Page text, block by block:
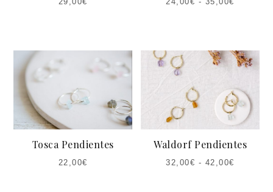
Tosca Pendientes
22,00€
Waldorf Pendientes
32,00€ - 42,00€